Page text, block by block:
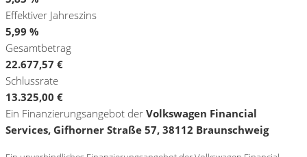
Effektiver Jahreszins
5,99 %
Gesamtbetrag
22.677,57 €
Schlussrate
13.325,00 €
Ein Finanzierungsangebot der Volkswagen Financial
Services, Gifhorner Straße 57, 38112 Braunschweig